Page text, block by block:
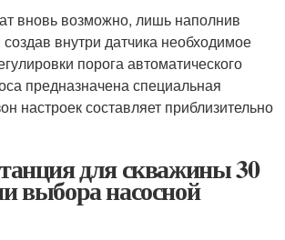
вновь возможно, лишь наполнив
внутри датчика необходимое
порога автоматического
предназначена специальная
настроек составляет приблизительно
для скважины 30
выбора насосной